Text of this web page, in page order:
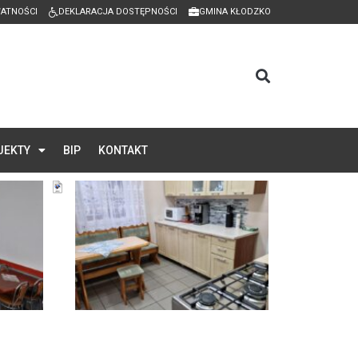
DEKLARACJA DOSTĘPNOŚCI GMINA KŁODZKO
BIP KONTAKT